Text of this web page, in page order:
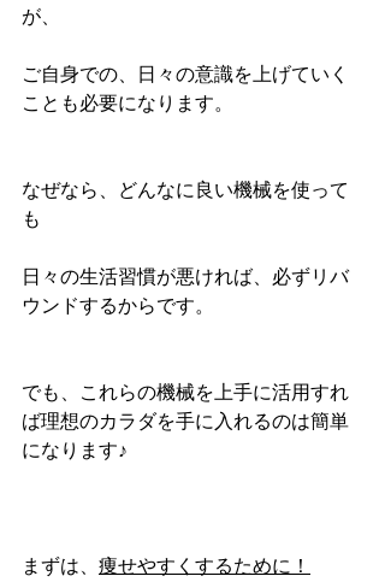
が、
ご自身での、日々の意識を上げていく
ことも必要になります。
なぜなら、どんなに良い機械を使って
も
日々の生活習慣が悪ければ、必ずリバ
ウンドするからです。
でも、これらの機械を上手に活用すれ
ば理想のカラダを手に入れるのは簡単
になります♪
まずは、 痩せやすくするために！